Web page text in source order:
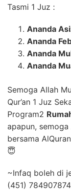
Tasmi 1 Juz :
Ananda
Ananda
Ananda
Ananda
Semoga Allah
Qur’an 1 Juz
Program2
apapun,
bersama
😇
~Infaq boleh di
(451)